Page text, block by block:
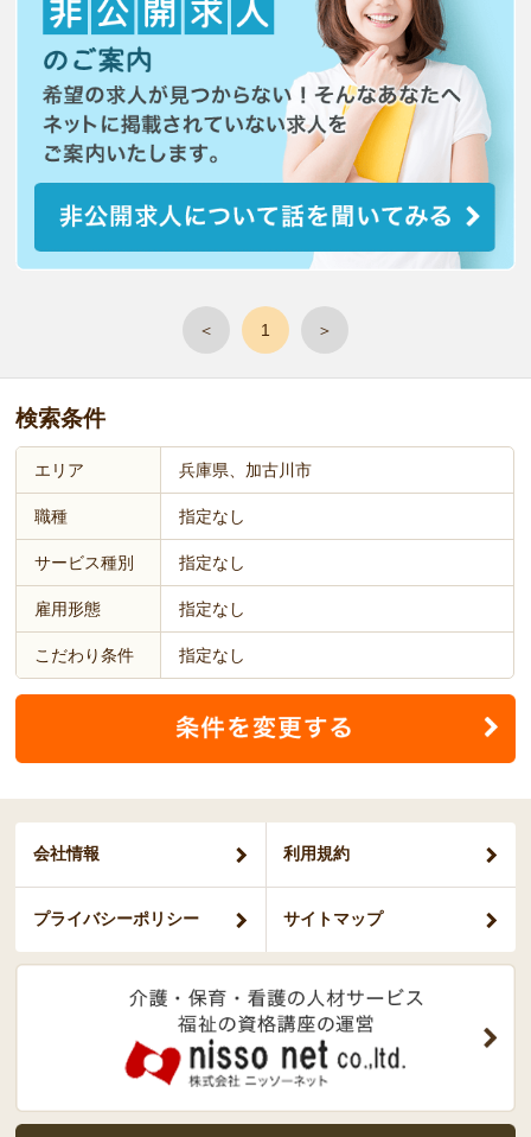
＜ 1 ＞
検索条件
エリア 兵庫県、加古川市
職種 指定なし
サービス種別 指定なし
雇用形態 指定なし
こだわり条件 指定なし
会社情報 利用規約
プライバシーポリシー サイトマップ